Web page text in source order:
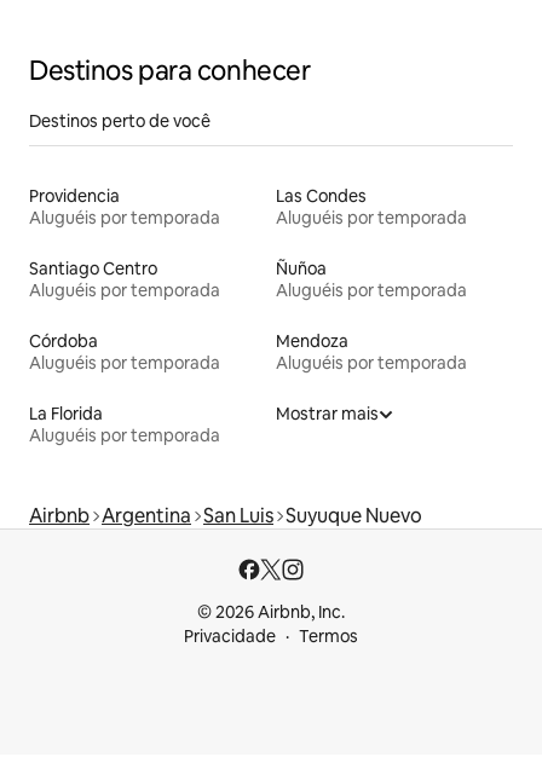
Destinos para conhecer
Destinos perto de você
Providencia
Aluguéis por temporada
Las Condes
Aluguéis por temporada
Santiago Centro
Aluguéis por temporada
Ñuñoa
Aluguéis por temporada
Córdoba
Aluguéis por temporada
Mendoza
Aluguéis por temporada
La Florida
Aluguéis por temporada
Mostrar mais
Airbnb Argentina San Luis Suyuque Nuevo
© 2026 Airbnb, Inc.
Privacidade
Termos